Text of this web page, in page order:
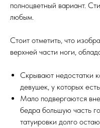
полноцветный вариант.
любым.
Стоит отметить, что
верхней части ноги,
Скрывают недостатки
девушек, у которых
Мало подвергаются
бедра большую часть
татуировки долго